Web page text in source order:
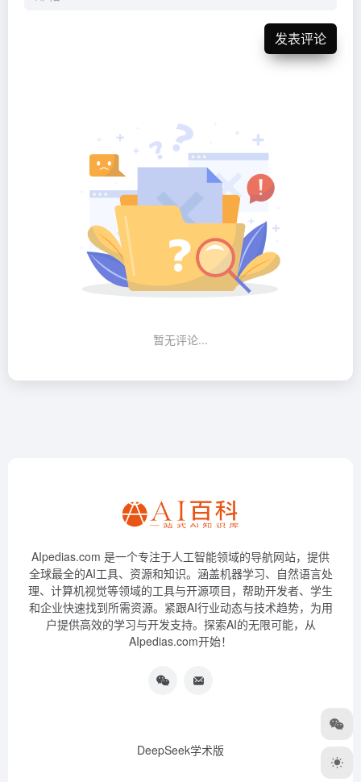
发表评论
暂无评论...
AIpedias.com 是一个专注于人工智能领域的导航网站，提供
全球最全的AI工具、资源和知识。涵盖机器学习、自然语言处
理、计算机视觉等领域的工具与开源项目，帮助开发者、学生
和企业快速找到所需资源。紧跟AI行业动态与技术趋势，为用
户提供高效的学习与开发支持。探索AI的无限可能，从
AIpedias.com开始！
DeepSeek学术版